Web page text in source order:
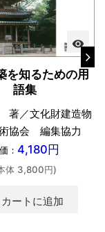
visibility
を知るための用
語集
著／文化財建造物
協会 編集協力
： 4,180円
体 3,800円)
カートに追加